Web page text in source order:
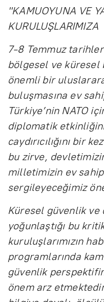
"KAMUOYUNA VE
KURULUŞLARIMIZA
7-8 Temmuz
bölgesel ve küresel
önemli bir
buluşmasına ev
Türkiye’nin NATO
diplomatik
caydırıcılığını bir
bu zirve,
milletimizin ev
sergileyeceğimiz
Küresel güvenlik ve
yoğunlaştığı bu
kuruluşlarımızın
programlarında
güvenlik
önem arz